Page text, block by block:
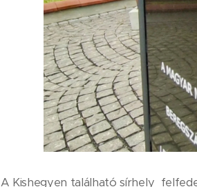
A Kishegyen található sírhely